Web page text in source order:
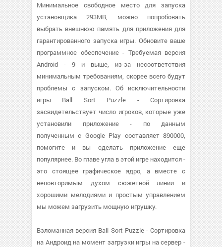
Минимальное свободное место для запуска
установщика 293MB, можно попробовать
выбрать внешнюю память для приложения для
гарантированного запуска игры. Обновите ваше
программное обеспечение - Требуемая версия
Android - 9 и выше, из-за несоответствия
минимальным требованиям, скорее всего будут
проблемы с запуском. Об исключительности
игры Ball Sort Puzzle - Сортировка
засвидетельствует число игроков, которые уже
установили приложение - по данным
полученным с Google Play составляет 890000,
помогите и вы сделать приложение еще
популярнее. Во главе угла в этой игре находится -
это стоящее графическое ядро, а вместе с
неповторимым духом сюжетной линии и
хорошими мелодиями и простым управлением
мы можем загрузить мощную игрушку.
Взломанная версия Ball Sort Puzzle - Сортировка
на Андроид на момент загрузки игры на сервер -